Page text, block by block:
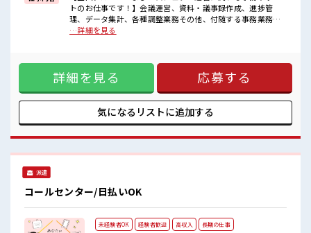
派手過ぎなければ髪型や髪色自由♪
キバツ過ぎなければ髪色・髪型は自由！
あなたの個性を大事にできます♪
休憩室で楽しくおしゃべり！
ストレス解消☆
トのお仕事です！】会議運営、資料・議事録作成、進捗管
理、データ集計、各種調整業務その他、付随する事務業務全
般 ■お仕事PR ≪新しくチャレンジしやすい≫ ビギナーさんも
夫♪ 経験はちょっとだけ…という方もOK！ ≪女性も働きや
すい職場≫ もちろん男性の応募も歓迎ですよ！ ≪時間にメリ
ハリを≫ 残業はほとんどナシ！ 場合によってはお願いするこ
ともあります♪ ≪完全週休二日制≫ 週末は家族や友人と一緒
にプライベート満喫！ ≪モチベーションもUP≫ 派手過ぎなけ
れば髪型や髪色自由♪ (規定有) ■職場の雰囲気 女性も活躍し
自由！ あなたの個性を大事にできます♪ 休憩室で楽しくおし
ゃべり！ ストレス解消☆
…詳細を見る
詳細を見る 応募する
気になるリストに追加する
派遣
コールセンター/日払いOK
未経験者OK 経験者歓迎 高収入
長期の仕事